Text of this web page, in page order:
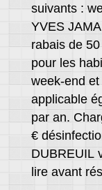
suivants :
YVES
rabais de
pour les
week-end
applicable
par an.
€
DUBREUIL
lire avant